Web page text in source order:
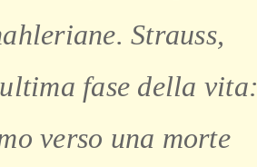
Strauss,
fase della vita:
verso una morte